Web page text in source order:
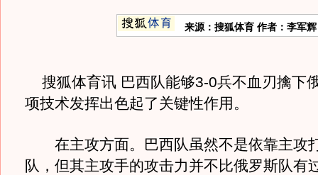
来源：搜狐体育 作者：李军辉
搜狐体育讯 巴西队能够3-0兵不血刃擒下
项技术发挥出色起了关键性作用。
在主攻方面。巴西队虽然不是依靠主攻
队，但其主攻手的攻击力并不比俄罗斯队有